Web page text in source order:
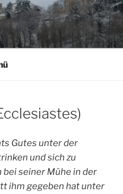
Gutes unter der
und sich zu
bei seiner Mühe in der
ihm gegeben hat unter